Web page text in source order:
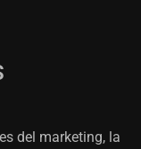
del marketing, la